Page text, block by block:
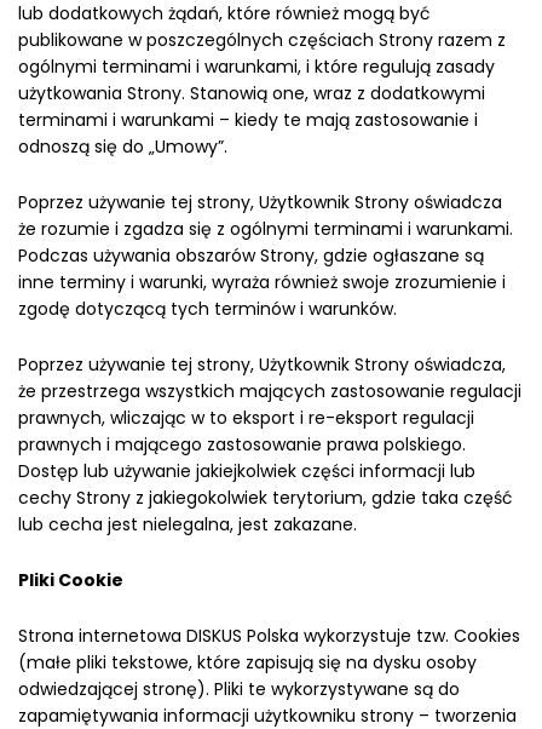
lub dodatkowych żądań, które również mogą być
publikowane w poszczególnych częściach Strony razem z
ogólnymi terminami i warunkami, i które regulują zasady
użytkowania Strony. Stanowią one, wraz z dodatkowymi
terminami i warunkami – kiedy te mają zastosowanie i
odnoszą się do „Umowy”.
Poprzez używanie tej strony, Użytkownik Strony oświadcza
że rozumie i zgadza się z ogólnymi terminami i warunkami.
Podczas używania obszarów Strony, gdzie ogłaszane są
inne terminy i warunki, wyraża również swoje zrozumienie i
zgodę dotyczącą tych terminów i warunków.
Poprzez używanie tej strony, Użytkownik Strony oświadcza,
że przestrzega wszystkich mających zastosowanie regulacji
prawnych, wliczając w to eksport i re-eksport regulacji
prawnych i mającego zastosowanie prawa polskiego.
Dostęp lub używanie jakiejkolwiek części informacji lub
cechy Strony z jakiegokolwiek terytorium, gdzie taka część
lub cecha jest nielegalna, jest zakazane.
Pliki Cookie
Strona internetowa DISKUS Polska wykorzystuje tzw. Cookies
(małe pliki tekstowe, które zapisują się na dysku osoby
odwiedzającej stronę). Pliki te wykorzystywane są do
zapamiętywania informacji użytkowniku strony – tworzenia